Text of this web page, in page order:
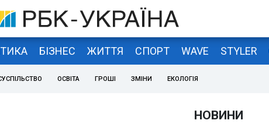
БІЗНЕС ЖИТТЯ СПОРТ WAVE STYLER
ОСВІТА ГРОШІ ЗМІНИ ЕКОЛОГІЯ
НОВИНИ